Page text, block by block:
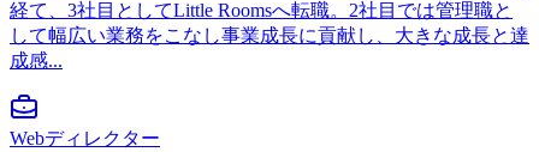
経て、3社目としてLittle Roomsへ転職。2社目では管理職と
して幅広い業務をこなし事業成長に貢献し、大きな成長と達
成感...
Webディレクター